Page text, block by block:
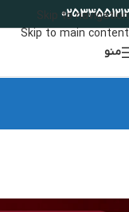
Skip to navigation
Skip to main content
02533551212
منو